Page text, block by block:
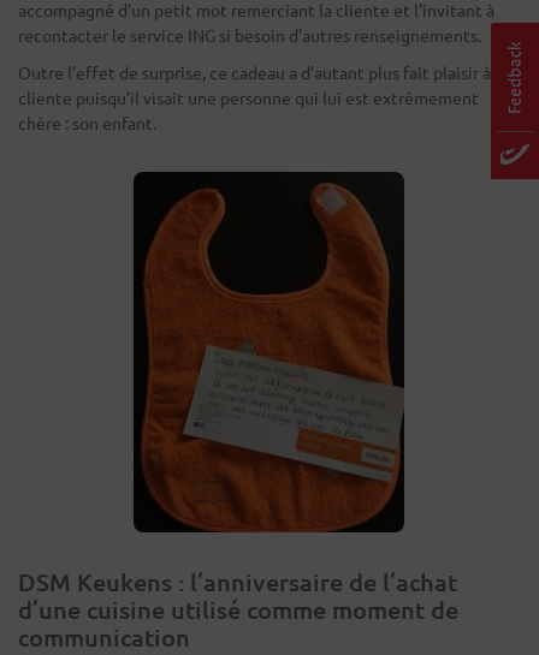
accompagné d’un petit mot remerciant la cliente et l’invitant à
recontacter le service ING si besoin d’autres renseignements.
Outre l’effet de surprise, ce cadeau a d’autant plus fait plaisir à la
cliente puisqu’il visait une personne qui lui est extrêmement
chère : son enfant.
DSM Keukens : l’anniversaire de l’achat
d’une cuisine utilisé comme moment de
communication